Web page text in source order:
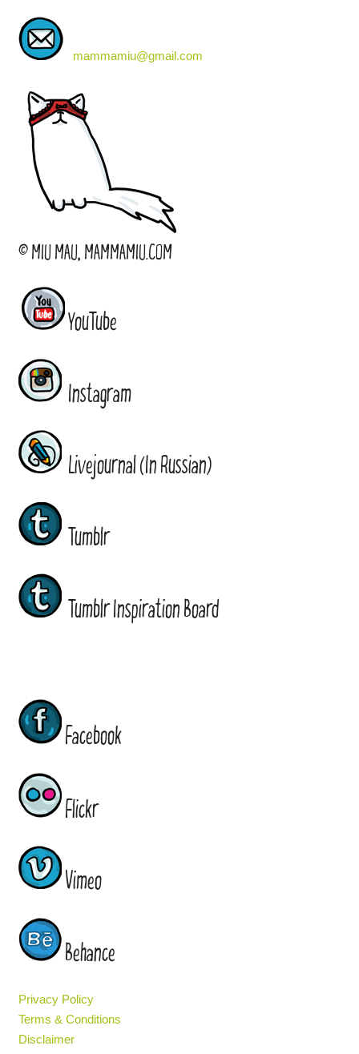
mammamiu@gmail.com
© MIU MAU, MAMMAMIU.COM
YouTube
Instagram
Livejournal (In Russian)
Tumblr
Tumblr Inspiration Board
Facebook
Flickr
Vimeo
Behance
Privacy Policy
Terms & Conditions
Disclaimer